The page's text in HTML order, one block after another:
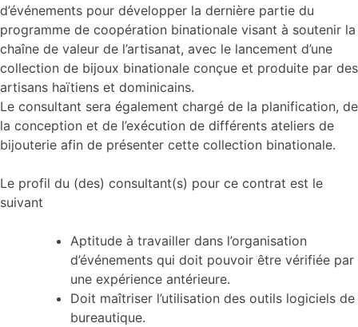
d’événements pour développer la dernière partie du
programme de coopération binationale visant à soutenir la
chaîne de valeur de l’artisanat, avec le lancement d’une
collection de bijoux binationale conçue et produite par des
artisans haïtiens et dominicains.
Le consultant sera également chargé de la planification, de
la conception et de l’exécution de différents ateliers de
bijouterie afin de présenter cette collection binationale.
Le profil du (des) consultant(s) pour ce contrat est le
suivant
Aptitude à travailler dans l’organisation
d’événements qui doit pouvoir être vérifiée par
une expérience antérieure.
Doit maîtriser l’utilisation des outils logiciels de
bureautique.